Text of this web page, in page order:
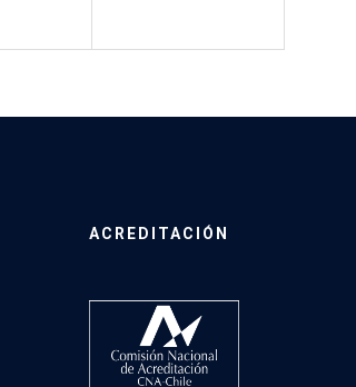
ACREDITACIÓN